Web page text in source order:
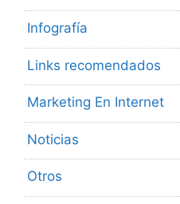
Infografía
Links recomendados
Marketing En Internet
Noticias
Otros